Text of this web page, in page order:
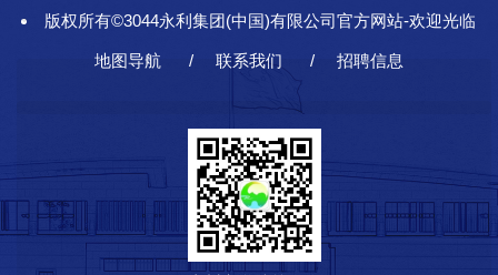
版权所有©3044永利集团(中国)有限公司官方网站-欢迎光临
地图导航 联系我们 招聘信息